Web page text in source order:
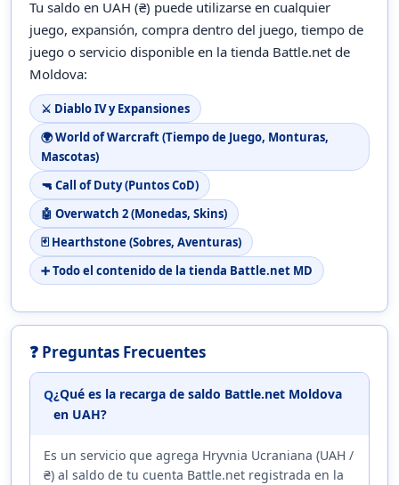
Tu saldo en UAH (₴) puede utilizarse en cualquier
juego, expansión, compra dentro del juego, tiempo de
juego o servicio disponible en la tienda Battle.net de
Moldova:
⚔️ Diablo IV y Expansiones
🌍 World of Warcraft (Tiempo de Juego, Monturas,
Mascotas)
🔫 Call of Duty (Puntos CoD)
🤖 Overwatch 2 (Monedas, Skins)
🃏 Hearthstone (Sobres, Aventuras)
➕ Todo el contenido de la tienda Battle.net MD
❓ Preguntas Frecuentes
Q¿Qué es la recarga de saldo Battle.net Moldova
en UAH?
Es un servicio que agrega Hryvnia Ucraniana (UAH /
₴) al saldo de tu cuenta Battle.net registrada en la